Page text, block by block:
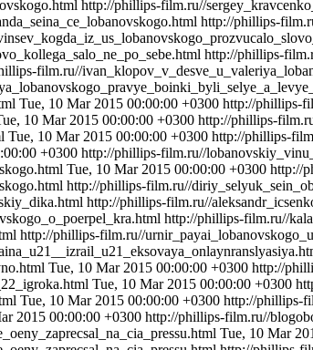
http://phillips-film.ru//
http://phillips-
http://phillips-
film.ru//
Tue, 10 Mar 2015 00:00:00 +0300 http://phillips-
10 Mar 2015 00:00:00 +0300 http://phillips-
Tue, 10 Mar 2015 00:00:00 +0300 http://phillips-
+0300 http://phillips-film.ru//
Tue, 10 Mar 2015 00:00:00 +0300 http://
http://phillips-film.ru//
http://phillips-film.ru//
http://phillips-film.ru//
http://phillips-film.ru//
Tue, 10 Mar 2015 00:00:00 +0300 http://
Tue, 10 Mar 2015 00:00:00 +0300
Tue, 10 Mar 2015 00:00:00 +0300 http://phillips-
2015 00:00:00 +0300 http://phillips-film.ru//
Tue, 10 Mar